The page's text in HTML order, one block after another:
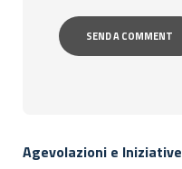
Agevolazioni e Iniziative